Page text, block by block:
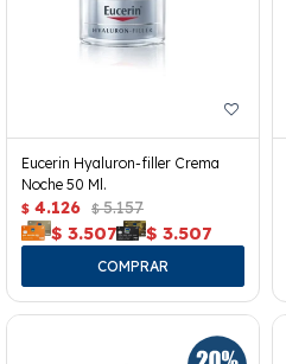
Eucerin Hyaluron-filler Crema
Noche 50 Ml.
$ 4.126 $ 5.157
$ 3.507 $ 3.507